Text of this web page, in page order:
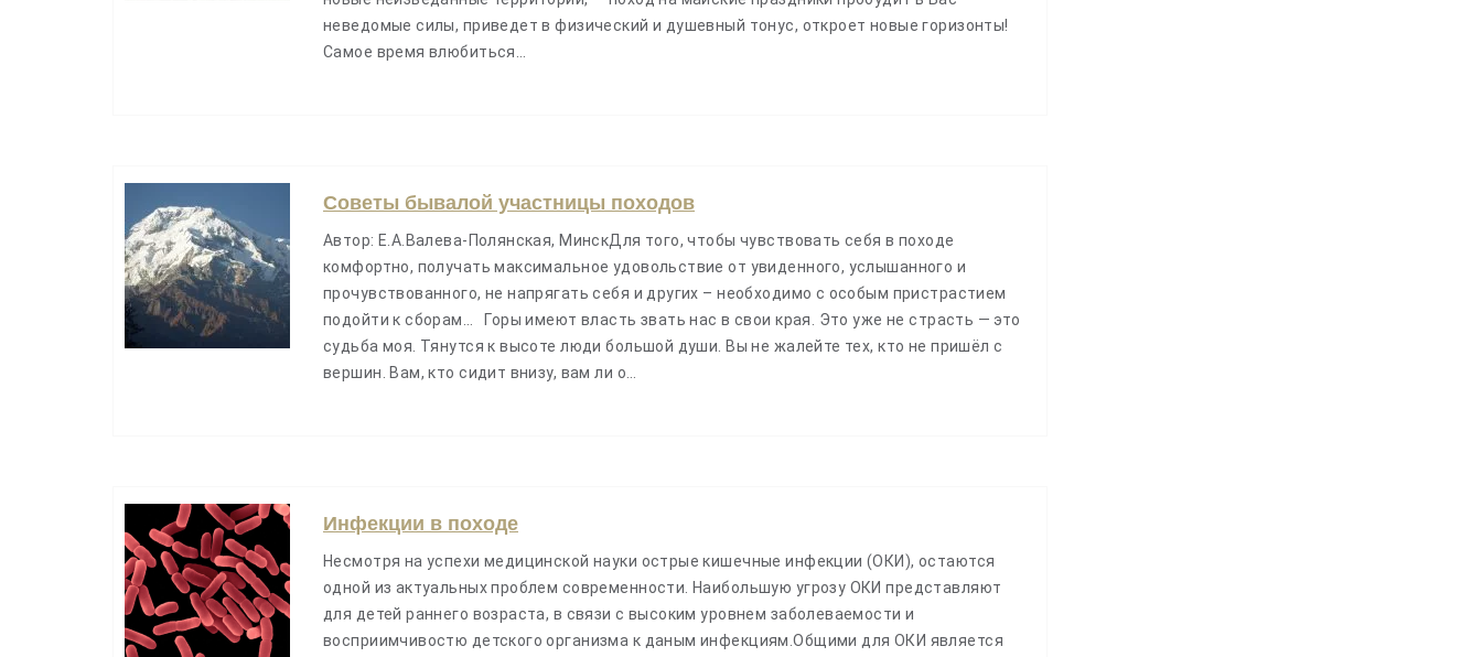
неведомые силы, приведет в физический и душевный тонус, откроет новые горизонты!
Самое время влюбиться…
Советы бывалой участницы походов
Автор: Е.А.Валева-Полянская, МинскДля того, чтобы чувствовать себя в походе
комфортно, получать максимальное удовольствие от увиденного, услышанного и
прочувствованного, не напрягать себя и других – необходимо с особым пристрастием
подойти к сборам… Горы имеют власть звать нас в свои края. Это уже не страсть — это
судьба моя. Тянутся к высоте люди большой души. Вы не жалейте тех, кто не пришёл с
вершин. Вам, кто сидит внизу, вам ли о…
Инфекции в походе
Несмотря на успехи медицинской науки острые кишечные инфекции (ОКИ), остаются
одной из актуальных проблем современности. Наибольшую угрозу ОКИ представляют
для детей раннего возраста, в связи с высоким уровнем заболеваемости и
восприимчивостю детского организма к даным инфекциям.Общими для ОКИ является